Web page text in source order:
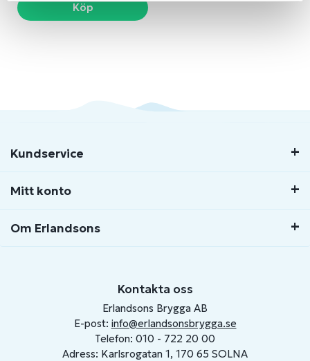
Köp
Kundservice
Mitt konto
Om Erlandsons
Kontakta oss
Erlandsons Brygga AB
E-post: info@erlandsonsbrygga.se
Telefon: 010 - 722 20 00
Adress: Karlsrogatan 1, 170 65 SOLNA